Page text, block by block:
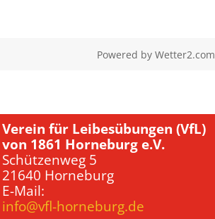
Powered by Wetter2.com
Verein für Leibesübungen (VfL)
von 1861 Horneburg e.V.
Schützenweg 5
21640 Horneburg
E-Mail:
info@vfl-horneburg.de